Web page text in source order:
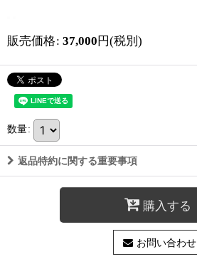
販売価格: 37,000 円(税別)
数量:
返品特約に関する重要事項
購入する
お問い合わせ